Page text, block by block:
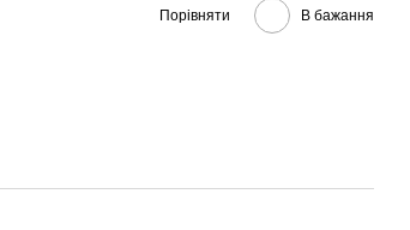
Порівняти В бажання